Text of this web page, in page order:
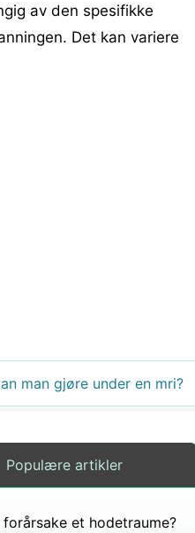
av den spesifikke
Det kan variere
man gjøre under en mri?
Populære artikler
forårsake et hodetraume?